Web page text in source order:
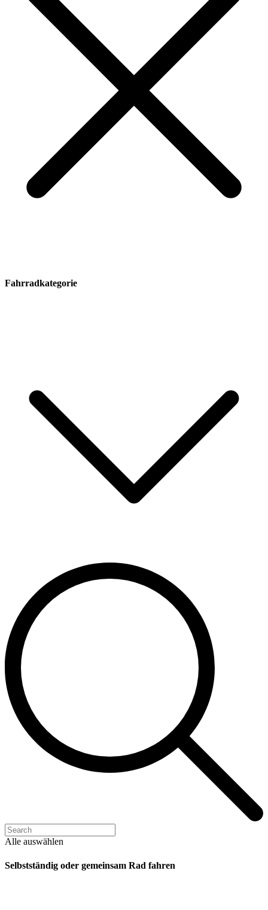
Fahrradkategorie
Alle auswählen
Selbstständig oder gemeinsam Rad fahren